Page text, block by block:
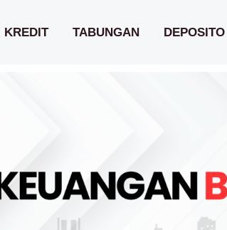
KREDIT TABUNGAN DEPOSITO